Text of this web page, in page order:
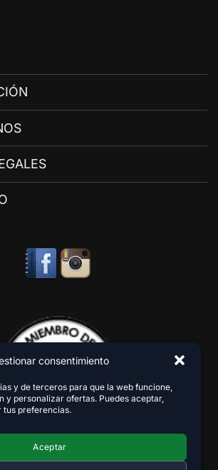
consentimiento
y de terceros para que la web funcione,
y personalizar ofertas. Puedes aceptar,
tus preferencias.
Aceptar